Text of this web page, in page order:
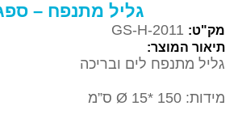
גליל מתנפח –
מק"ט: GS-H-2011
תיאור המוצר:
גליל מתנפח לים ובריכה
מידות: 150 *Ø 15 ס”מ